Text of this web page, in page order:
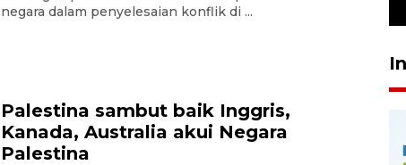
negara dalam penyelesaian konflik di ...
Palestina sambut baik Inggris,
Kanada, Australia akui Negara
Palestina